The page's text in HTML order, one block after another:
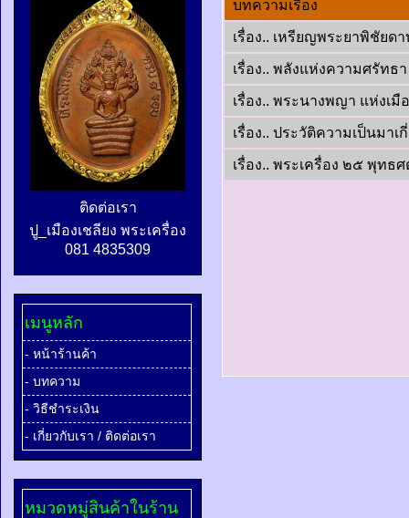
ติดต่อเรา
ปู_เมืองเชลียง พระเครื่อง
081 4835309
เมนูหลัก
- หน้าร้านค้า
- บทความ
- วิธีชำระเงิน
- เกี่ยวกับเรา / ติดต่อเรา
หมวดหมู่สินค้าในร้าน
บทความเรื่อง
เรื่อง.. เหรียญพระยาพิชัยด
เรื่อง.. พลังแห่งความศรัท
เรื่อง.. พระนางพญา แห่งเมื
เรื่อง.. ประวัติความเป็นมา
เรื่อง.. พระเครื่อง ๒๕ พุทธ